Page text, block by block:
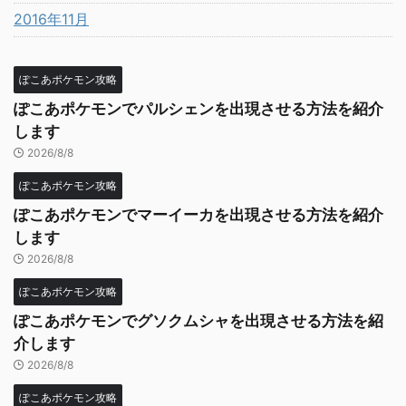
2016年11月
ぽこあポケモン攻略
ぽこあポケモンでパルシェンを出現させる方法を紹介
します
2026/8/8
ぽこあポケモン攻略
ぽこあポケモンでマーイーカを出現させる方法を紹介
します
2026/8/8
ぽこあポケモン攻略
ぽこあポケモンでグソクムシャを出現させる方法を紹
介します
2026/8/8
ぽこあポケモン攻略